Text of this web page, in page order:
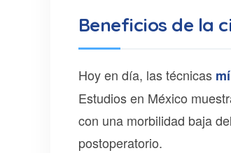
Beneficios de la
Hoy en día, las técnicas
Estudios en México
con una morbilidad baja
postoperatorio.